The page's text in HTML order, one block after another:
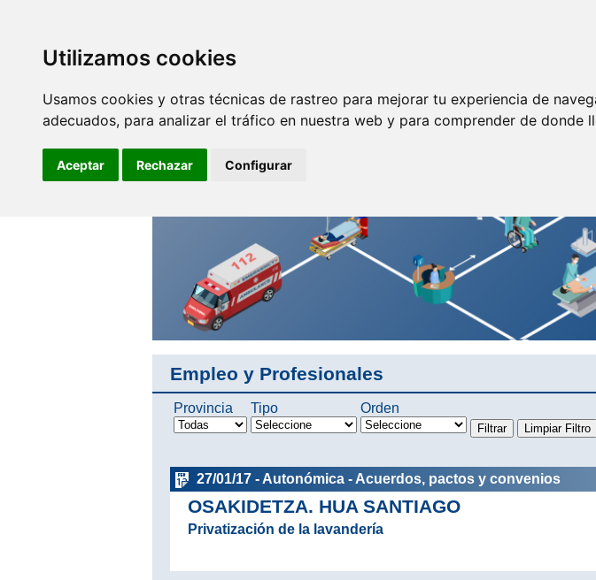
Utilizamos cookies
Usamos cookies y otras técnicas de rastreo para mejorar tu experiencia de
adecuados, para analizar el tráfico en nuestra web y para comprender de donde
Aceptar Rechazar Configurar
profesión, orgullosos de ser
Técnicos de Enfermería
Empleo y Profesionales
Provincia Tipo Orden
27/01/17 - Autonómica - Acuerdos, pactos y convenios
OSAKIDETZA. HUA SANTIAGO
Privatización de la lavandería